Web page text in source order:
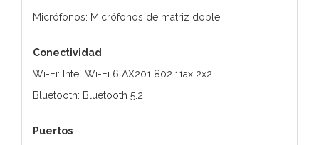
Micrófonos: Micrófonos de matriz doble
Conectividad
Wi-Fi: Intel Wi-Fi 6 AX201 802.11ax 2x2
Bluetooth: Bluetooth 5.2
Puertos